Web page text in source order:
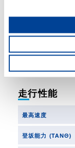
軸重
走行性能
最高速度
登坂能力 (TANΘ)